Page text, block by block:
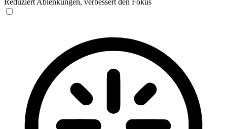
Reduziert Ablenkungen, verbessert den Fokus